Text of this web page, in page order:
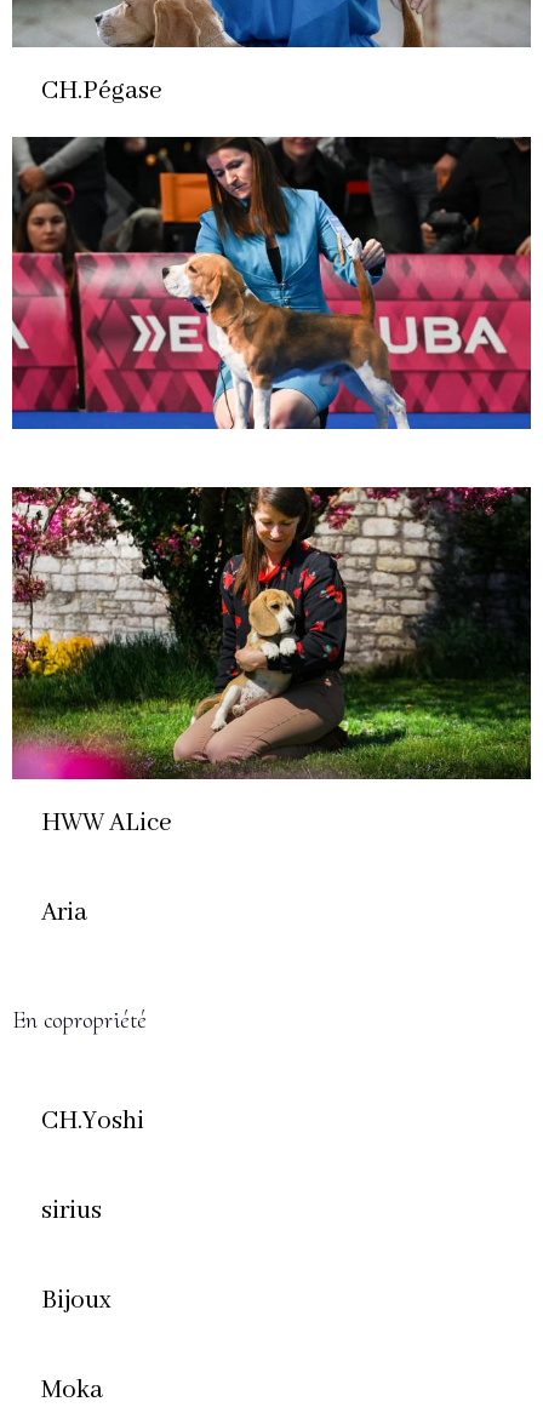
CH.Pégase
HWW ALice
Aria
En copropriété
CH.Yoshi
sirius
Bijoux
Moka